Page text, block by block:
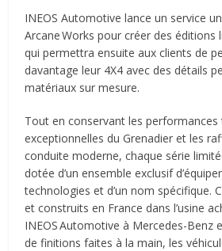
INEOS Automotive lance un service
Arcane Works pour créer des éditions
qui permettra ensuite aux clients de
davantage leur 4X4 avec des détails
matériaux sur mesure.
Tout en conservant les
exceptionnelles du Grenadier et les
conduite moderne, chaque série
dotée d’un ensemble exclusif
technologies et d’un nom spécifique.
et construits en France dans l’usine
INEOS Automotive à Mercedes-Benz
de finitions faites à la main, les